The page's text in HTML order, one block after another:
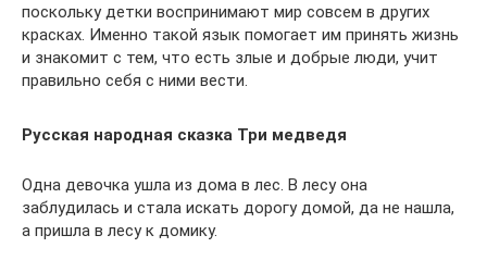
поскольку детки воспринимают мир совсем в других
красках. Именно такой язык помогает им принять жизнь
и знакомит с тем, что есть злые и добрые люди, учит
правильно себя с ними вести.
Русская народная сказка Три медведя
Одна девочка ушла из дома в лес. В лесу она
заблудилась и стала искать дорогу домой, да не нашла,
а пришла в лесу к домику.